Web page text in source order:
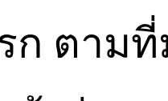
ก ตาม